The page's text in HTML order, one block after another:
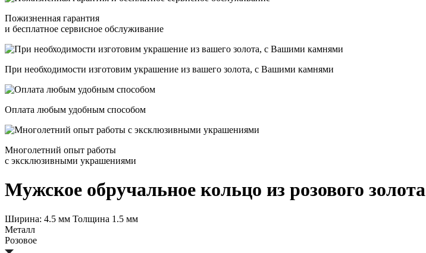
Пожизненная гарантия
и бесплатное сервисное обслуживание
При необходимости изготовим украшение из вашего золота, с Вашими камнями
Оплата любым удобным способом
Многолетний опыт работы
с эксклюзивными украшениями
Мужское обручальное кольцо из розового золота
Ширина: 4.5 мм Толщина 1.5 мм
Металл
Розовое